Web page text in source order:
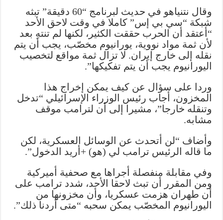
بقاء
اليورانيوم
المخصّب
في
إيران
مغلقة
وقال نتنياهو في حديث لبرنامج “60 دقيقة” تبثه
شبكة “سي بي إس” كاملا في وقت لاحق الأحد
“أعتقد أن الحرب حققت الكثير، لكنها لم تنتهِ بعد
لأن ثمة مواد نووية، يورانيوم مخصّب، يجب أن يتم
نقله إلى خارج إيران. لا تزال ثمة مواقع لتخصيب
اليورانيوم يجب أن يتم تفكيكها”.
وردا على سؤال عن كيف يمكن إخراج هذا
المخزون، أجاب رئيس الوزراء الإسرائيلي “تدخل
وتنقله خارجا”، مشيرا إلى أن لترامب موقف
مشابه.
وأضاف “لن أتحدث عن الوسائل العسكرية، لكن
ما قاله الرئيس ترامب لي (هو) +أريد الدخول”.
وفي مقابلة منفصلة أجراها مع صحفية أميركية
ومن المقرر أن تبث لاحقا الأحد، شدد ترامب على
أن طهران هزمت عسكريا، وأن مخزونها من
اليورانيوم المخصّب يمكن سحبه “متى أردنا ذلك”.